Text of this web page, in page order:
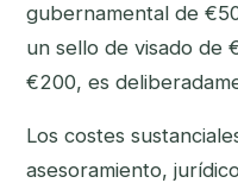
gubernamental de
un sello de visado de
€200, es
Los costes
asesoramiento,